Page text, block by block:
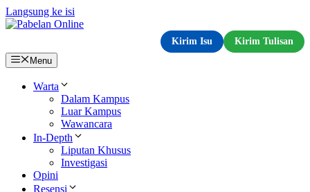
Langsung ke isi
Kirim Isu
Kirim Tulisan
Menu
Warta
Dalam Kampus
Luar Kampus
Wawancara
In-Depth
Liputan Khusus
Investigasi
Opini
Resensi